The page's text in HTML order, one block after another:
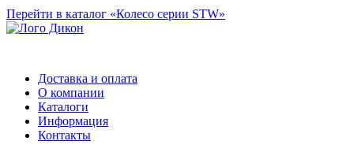
Перейти в каталог «Колесо серии STW»
Доставка и оплата
О компании
Каталоги
Информация
Контакты